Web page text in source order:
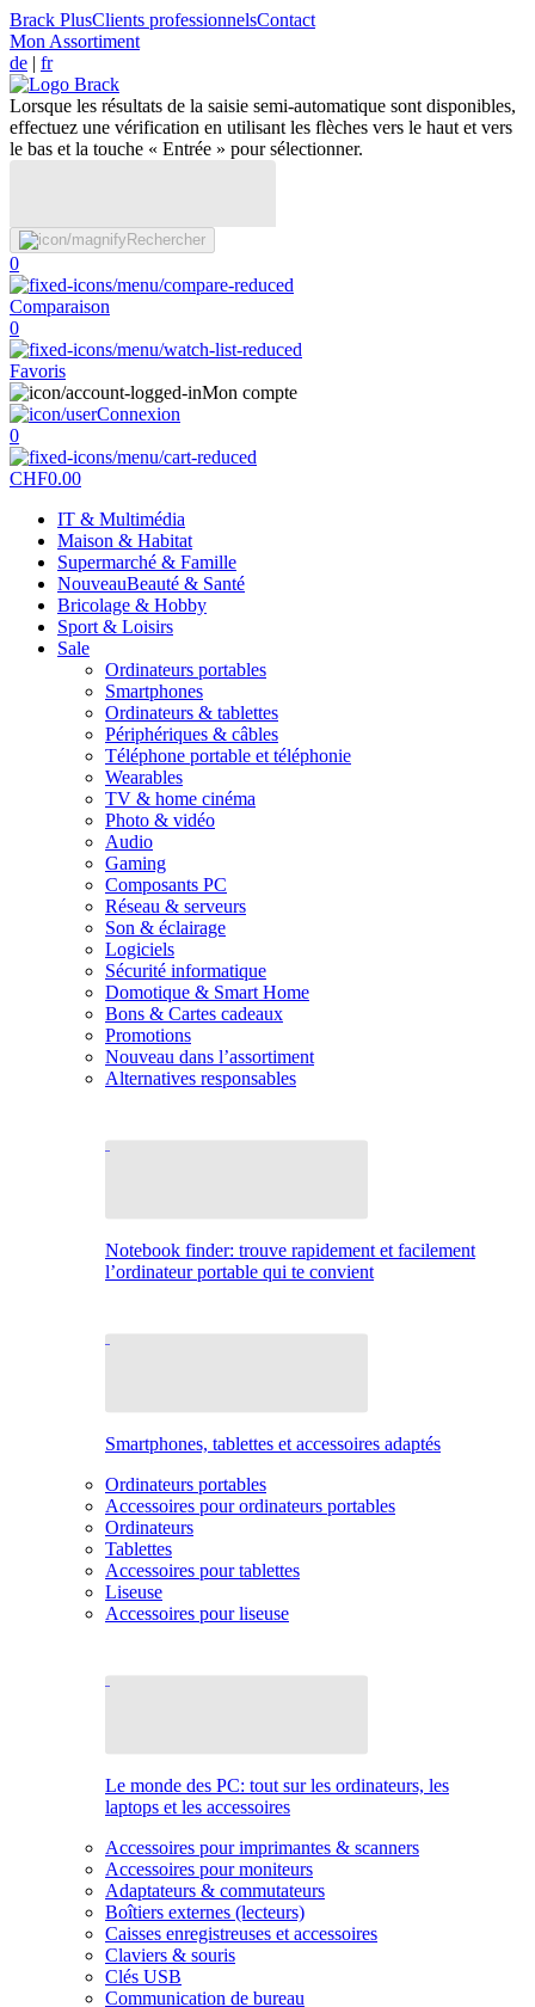
Brack PlusClients professionnelsContact
Mon Assortiment
de | fr
Lorsque les résultats de la saisie semi-automatique sont disponibles,
effectuez une vérification en utilisant les flèches vers le haut et vers
le bas et la touche « Entrée » pour sélectionner.
Rechercher
0
Comparaison
0
Favoris
Mon compte
Connexion
0
CHF0.00
IT & Multimédia
Maison & Habitat
Supermarché & Famille
NouveauBeauté & Santé
Bricolage & Hobby
Sport & Loisirs
Sale
Ordinateurs portables
Smartphones
Ordinateurs & tablettes
Périphériques & câbles
Téléphone portable et téléphonie
Wearables
TV & home cinéma
Photo & vidéo
Audio
Gaming
Composants PC
Réseau & serveurs
Son & éclairage
Logiciels
Sécurité informatique
Domotique & Smart Home
Bons & Cartes cadeaux
Promotions
Nouveau dans l’assortiment
Alternatives responsables
Notebook finder: trouve rapidement et facilement
l’ordinateur portable qui te convient
Smartphones, tablettes et accessoires adaptés
Ordinateurs portables
Accessoires pour ordinateurs portables
Ordinateurs
Tablettes
Accessoires pour tablettes
Liseuse
Accessoires pour liseuse
Le monde des PC: tout sur les ordinateurs, les
laptops et les accessoires
Accessoires pour imprimantes & scanners
Accessoires pour moniteurs
Adaptateurs & commutateurs
Boîtiers externes (lecteurs)
Caisses enregistreuses et accessoires
Claviers & souris
Clés USB
Communication de bureau